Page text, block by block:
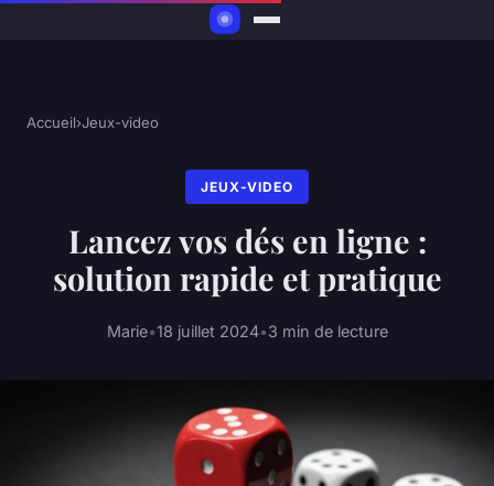
Accueil›Jeux-video
JEUX-VIDEO
Lancez vos dés en ligne :
solution rapide et pratique
Marie•18 juillet 2024•3 min de lecture